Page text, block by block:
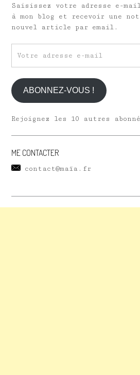
Saisissez votre adresse e-
à mon blog et recevoir une
nouvel article par email.
adresse
e-
mail
ABONNEZ-VOUS !
Rejoignez les 10 autres
ME CONTACTER
contact@maïa.fr